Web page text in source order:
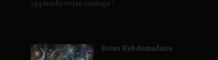
applaudit votre courage !
Focus Hebdomadaire